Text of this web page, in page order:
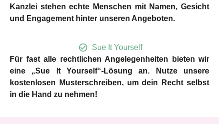
Kanzlei stehen echte Menschen mit Namen, Gesicht
und Engagement hinter unseren Angeboten.
Sue It Yourself
Für fast alle rechtlichen Angelegenheiten bieten wir
eine „Sue It Yourself“-Lösung an. Nutze unsere
kostenlosen Musterschreiben, um dein Recht selbst
in die Hand zu nehmen!